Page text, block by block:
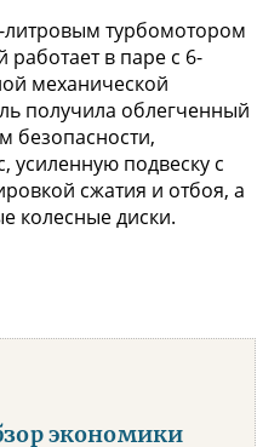
турбомотором
работает в паре с 6-
механической
получила облегченный
безопасности,
усиленную подвеску с
сжатия и отбоя, а
колесные диски.
экономики